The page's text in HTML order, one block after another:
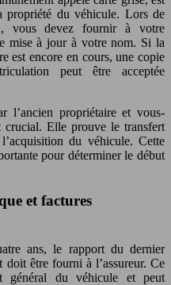
propriété du véhicule. Lors de
vous devez fournir à votre
mise à jour à votre nom. Si la
est encore en cours, une copie
peut être acceptée
l’ancien propriétaire et vous-
crucial. Elle prouve le transfert
du véhicule. Cette
pour déterminer le début
et factures
ans, le rapport du dernier
être fourni à l’assureur. Ce
général du véhicule et peut